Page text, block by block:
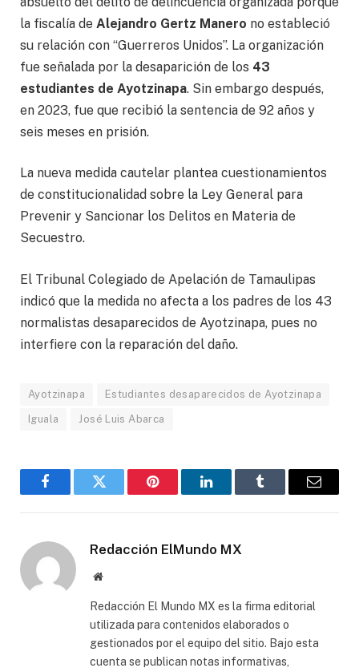
la fiscalía de Alejandro Gertz Manero no estableció
su relación con “Guerreros Unidos”. La organización
fue señalada por la desaparición de los 43
estudiantes de Ayotzinapa. Sin embargo después,
en 2023, fue que recibió la sentencia de 92 años y
seis meses en prisión.
La nueva medida cautelar plantea cuestionamientos
de constitucionalidad sobre la Ley General para
Prevenir y Sancionar los Delitos en Materia de
Secuestro.
El Tribunal Colegiado de Apelación de Tamaulipas
indicó que la medida no afecta a los padres de los 43
normalistas desaparecidos de Ayotzinapa, pues no
interfiere con la reparación del daño.
Ayotzinapa Estudiantes desaparecidos de Ayotzinapa
Iguala José Luis Abarca
FacebookGorjeo Pinterest LinkedInTumblr
Correo
Redacción ElMundo MX
Sitio
Redacción El Mundo MX es la firma editorial
utilizada para contenidos elaborados o
gestionados por el equipo del sitio. Bajo esta
cuenta se publican notas informativas,